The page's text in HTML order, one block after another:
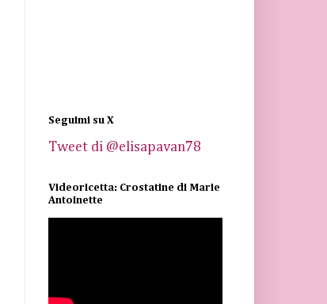
Seguimi su X
Tweet di @elisapavan78
Videoricetta: Crostatine di Marie
Antoinette